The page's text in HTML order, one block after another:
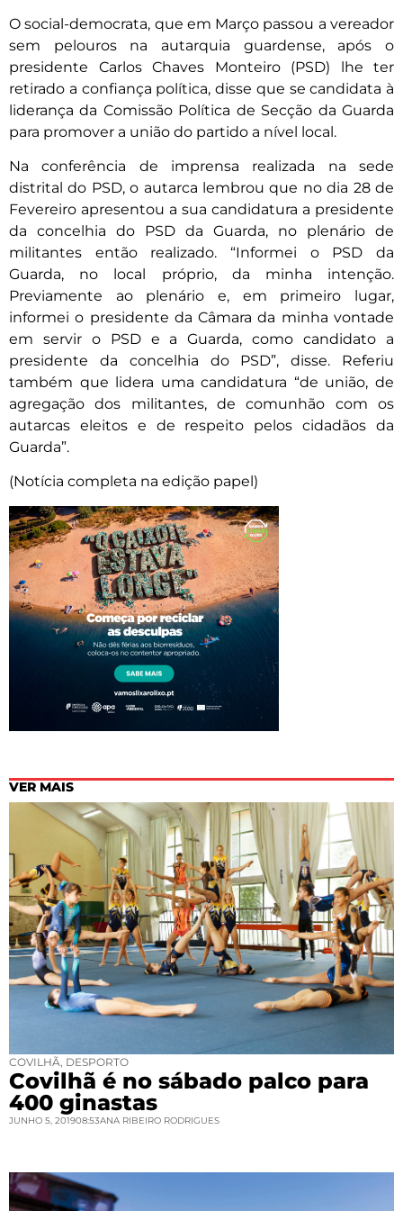
O social-democrata, que em Março passou a vereador
sem pelouros na autarquia guardense, após o
presidente Carlos Chaves Monteiro (PSD) lhe ter
retirado a confiança política, disse que se candidata à
liderança da Comissão Política de Secção da Guarda
para promover a união do partido a nível local.
Na conferência de imprensa realizada na sede
distrital do PSD, o autarca lembrou que no dia 28 de
Fevereiro apresentou a sua candidatura a presidente
da concelhia do PSD da Guarda, no plenário de
militantes então realizado. “Informei o PSD da
Guarda, no local próprio, da minha intenção.
Previamente ao plenário e, em primeiro lugar,
informei o presidente da Câmara da minha vontade
em servir o PSD e a Guarda, como candidato a
presidente da concelhia do PSD”, disse. Referiu
também que lidera uma candidatura “de união, de
agregação dos militantes, de comunhão com os
autarcas eleitos e de respeito pelos cidadãos da
Guarda”.
(Notícia completa na edição papel)
VER MAIS
COVILHÃ DESPORTO
Covilhã é no sábado palco para
400 ginastas
JUNHO 5, 201908:53ANA RIBEIRO RODRIGUES